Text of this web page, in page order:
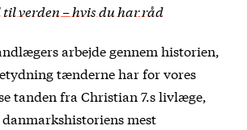
til verden – hvis du har råd
arbejde gennem historien,
tænderne har for vores
tanden fra Christian 7.s livlæge,
danmarkshistoriens mest